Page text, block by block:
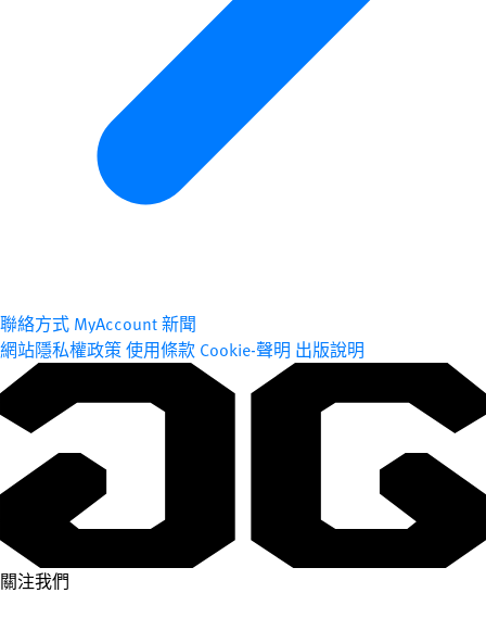
聯絡方式 MyAccount新聞
網站隱私權政策使用條款 Cookie-聲明 出版說明
關注我們